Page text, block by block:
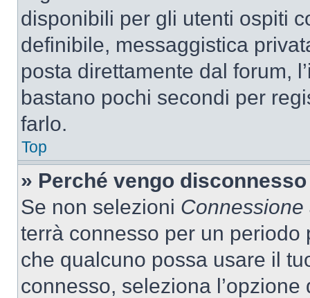
disponibili per gli utenti ospiti
definibile, messaggistica
posta direttamente dal forum,
bastano pochi secondi per
farlo.
Top
» Perché vengo
Se non selezioni
terrà connesso per un
che qualcuno possa usare il
connesso, seleziona